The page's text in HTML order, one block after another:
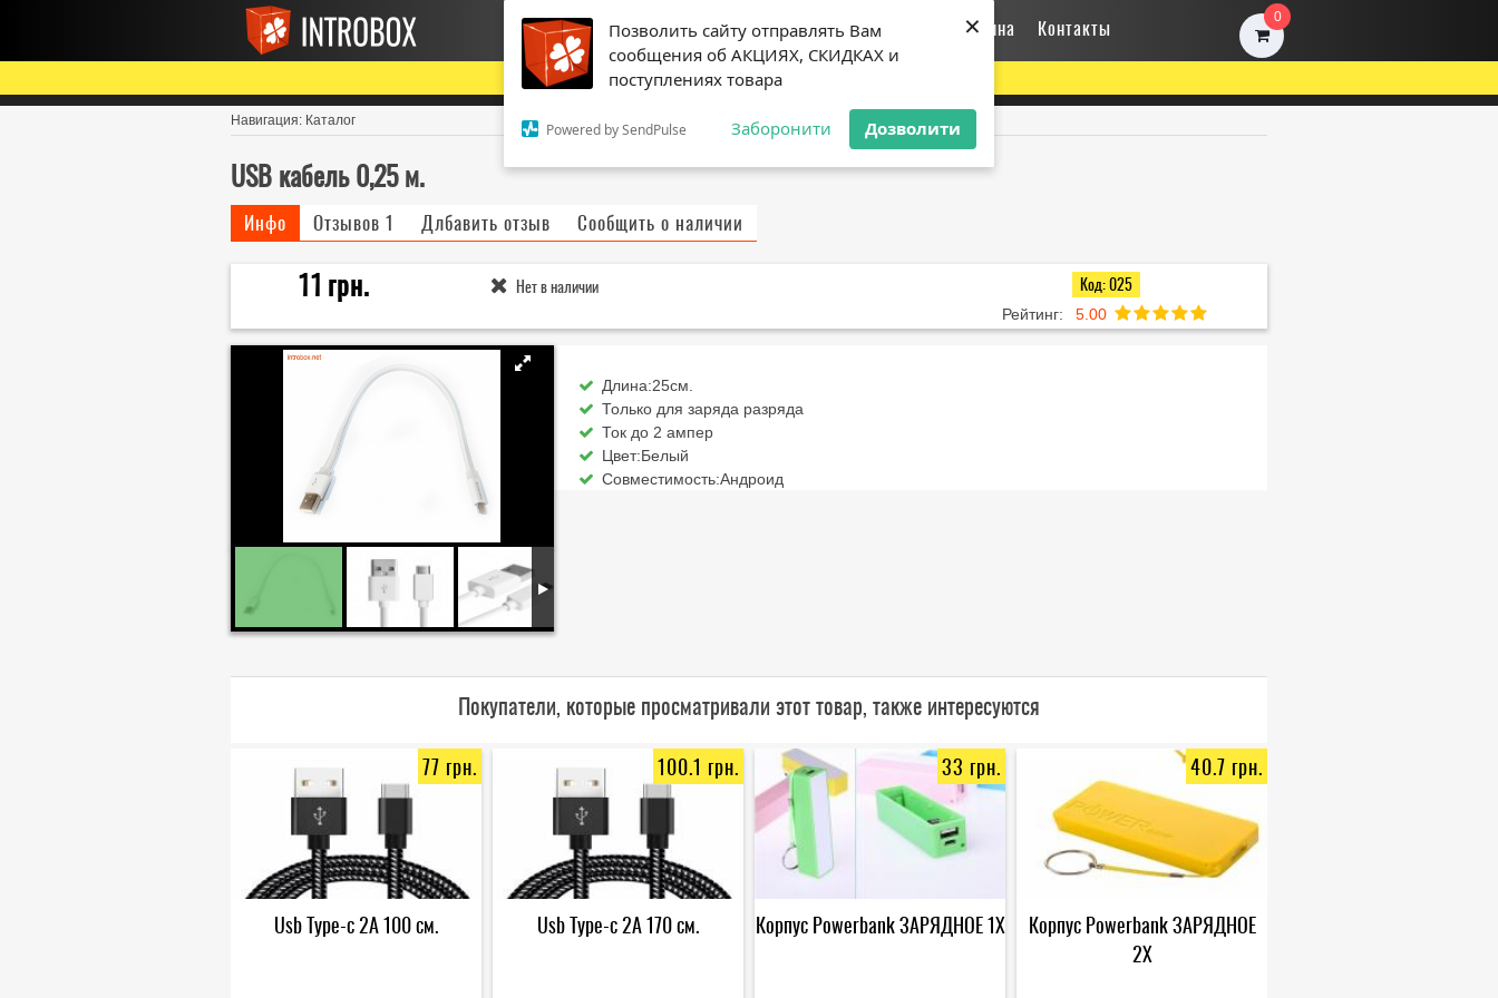
Позволить сайту отправлять Вам
сообщения об АКЦИЯХ, СКИДКАХ и
поступлениях товара
Powered by SendPulse Заборонити Дозволити
×
Позволить сайту отправлять Вам
сообщения об АКЦИЯХ, СКИДКАХ и
поступлениях товара
Powered by SendPulse Заборонити Дозволити
×
Главная Каталог Promo Оплата и доставка Моя корзина Контакты 0
Дорогі друзі! З технічних причини магазин тимчасово не працює
Навигация: Каталог
USB кабель 0,25 м.
Инфо Отзывов 1 Длбавить отзыв Сообщить о наличии
11 грн. Нет в наличии Код: 025
Рейтинг: 5.00
Длина:25см.
Только для заряда разряда
Ток до 2 ампер
Цвет:Белый
Совместимость:Андроид
Покупатели, которые просматривали этот товар, также интересуются
77 грн.
Usb Type-c 2А 100 см.
100.1 грн.
Usb Type-c 2А 170 см.
33 грн.
Корпус Powerbank ЗАРЯДНОЕ 1X
40.7 грн.
Корпус Powerbank ЗАРЯДНОЕ
2X